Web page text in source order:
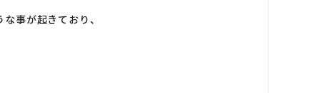
事が起きており、